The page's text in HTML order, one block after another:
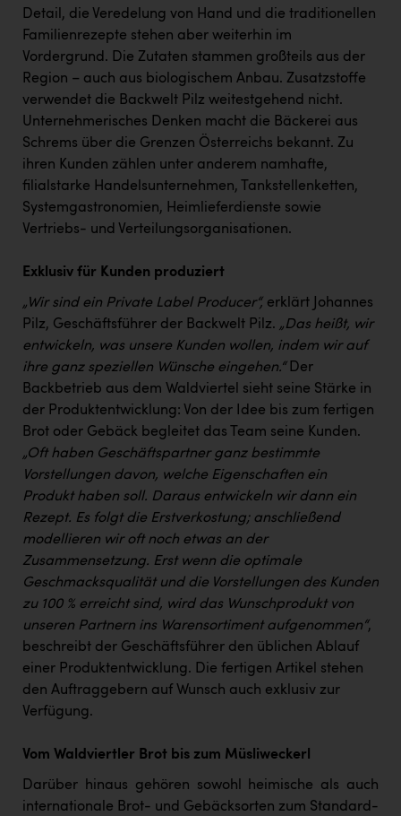
Karin Liedl
KIWI Kinderwunsch Institut Dr. Loimer
KLIPP Frisör
Kleider Bauer
Kremsmüller Anlagenbau GmbH
Maximarkt
Oldtimer Raststationen und Motorhotels
Österreichischer Kachelofenverband
Orlen
Passage Linz
PÜSPÖK
RE/MAX Welcome
Resch&Frisch
RUBBLE MASTER
Ruderclub Wels
SCRI - Salzburg Cancer Research Institute
SCHMACHTL GmbH
Schwingshandl - automation technology gmbh
TCL
Detail, die Veredelung von Hand und die traditionellen
Familienrezepte stehen aber weiterhin im
Vordergrund. Die Zutaten stammen großteils aus der
Region – auch aus biologischem Anbau. Zusatzstoffe
verwendet die Backwelt Pilz weitestgehend nicht.
Unternehmerisches Denken macht die Bäckerei aus
Schrems über die Grenzen Österreichs bekannt. Zu
ihren Kunden zählen unter anderem namhafte,
filialstarke Handelsunternehmen, Tankstellenketten,
Systemgastronomien, Heimlieferdienste sowie
Vertriebs- und Verteilungsorganisationen.
Exklusiv für Kunden produziert
„Wir sind ein Private Label Producer“, erklärt Johannes
Pilz, Geschäftsführer der Backwelt Pilz. „Das heißt, wir
entwickeln, was unsere Kunden wollen, indem wir auf
ihre ganz speziellen Wünsche eingehen.“Der
Backbetrieb aus dem Waldviertel sieht seine Stärke in
der Produktentwicklung: Von der Idee bis zum fertigen
Brot oder Gebäck begleitet das Team seine Kunden.
„Oft haben Geschäftspartner ganz bestimmte
Vorstellungen davon, welche Eigenschaften ein
Produkt haben soll. Daraus entwickeln wir dann ein
Rezept. Es folgt die Erstverkostung; anschließend
modellieren wir oft noch etwas an der
Zusammensetzung. Erst wenn die optimale
Geschmacksqualität und die Vorstellungen des Kunden
zu 100 % erreicht sind, wird das Wunschprodukt von
unseren Partnern ins Warensortiment aufgenommen“,
beschreibt der Geschäftsführer den üblichen Ablauf
einer Produktentwicklung. Die fertigen Artikel stehen
den Auftraggebern auf Wunsch auch exklusiv zur
Verfügung.
Vom Waldviertler Brot bis zum Müsliweckerl
Darüber hinaus gehören sowohl heimische als auch
internationale Brot- und Gebäcksorten zum Standard-